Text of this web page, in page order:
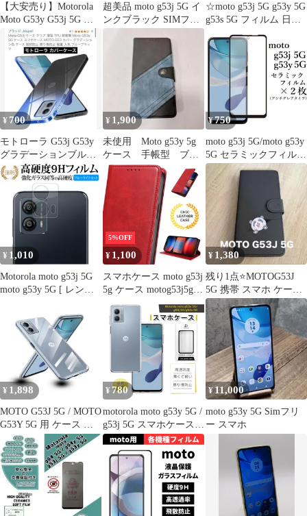
【大安売り】Motorola
Moto G53y G53j 5G ケ
ース 手帳型 モトローラ
g53y g53j スマホケース
レザー カード収納 内蔵
マグネット式 レトロネ
イビー
超美品 moto g53j 5G イ
ンクブラック SIMフリ
即日発送 土日祝発送
OK 09000
☆moto g53j 5G g53y 5G
g53s 5G フィルム 日本
¥ 700
モトローラ G53j G53y
グラデーションブルー
ブラックケース 断捨離
中！
¥ 1,900
未使用 Moto g53y 5g
ケース 手帳型 ブル
ー ブラック
¥750
moto g53j 5G/moto g53y
5G セラミックフィルム
×2枚セット アンチグレ
ア 非光沢
¥ 1,010
Motorola moto g53j 5G
moto g53y 5G [ レンズ
ム 強化ガラス と 同等
の 高硬度9H ブルーラ
イトカット クリア光沢
タイプ 改訂版
5%OFF
¥ 1,100
スマホケース moto g53j
5g ケース motog53j5g
ケース スマホケース
motog53j5g カード 収納
スマホカバー moto
g53j5g ケース moto g53j
5g 手帳型 moto g53j 5g
ケース レッド
¥ 1,380
残り1点⭐️MOTOG53J
5G 携帯 スマホ ケース
画面保護 手帳 収納
¥ 1,898
MOTO G53J 5G / MOTO
G53Y 5G 用 ケース ク
リア 薄型 MOTO G53J
5G 対応 カバー カメラ
レンズ保護設計 透明 ソ
フト TPU 全面保護 衝
撃吸収 防指紋 MOTO
G53 Y 5G ケース 専用
¥ 780
motorola moto g53y 5G /
g53j 5G スマホケース
motorola スマホ ケース
カバー ソフト ワイモバ
イル モトローラ モト
g53y 5G ケース TPU ク
リア 柔らかい 柔軟 着
脱簡単 マイクロドット
¥11,000
moto g53y 5G Simフリ
ー スマホ